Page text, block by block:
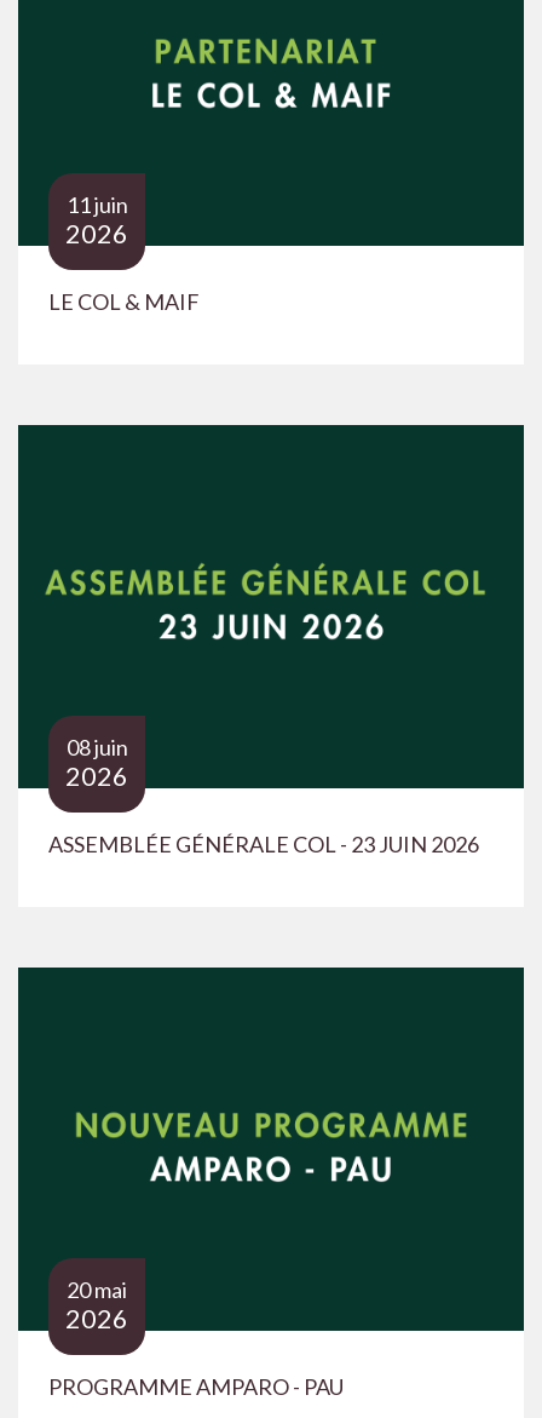
11 juin
2026
LE COL & MAIF
08 juin
2026
ASSEMBLÉE GÉNÉRALE COL - 23 JUIN 2026
20 mai
2026
PROGRAMME AMPARO - PAU